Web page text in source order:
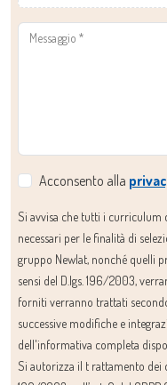
Messaggio *
Acconsento alla
Si avvisa che tutti i curriculum
necessari per le finalità di
gruppo Newlat, nonché quelli
sensi del D.lgs. 196/2003,
forniti verranno trattati
successive modifiche e
dell'informativa completa
Si autorizza il t rattamento dei